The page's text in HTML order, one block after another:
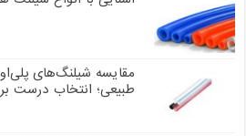
مقایسه شیلنگ‌های
طبیعی؛ انتخاب درست